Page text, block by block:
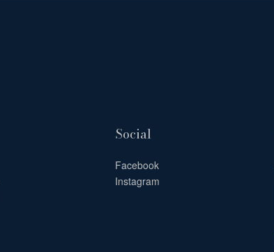
Facebook
Instagram
Social